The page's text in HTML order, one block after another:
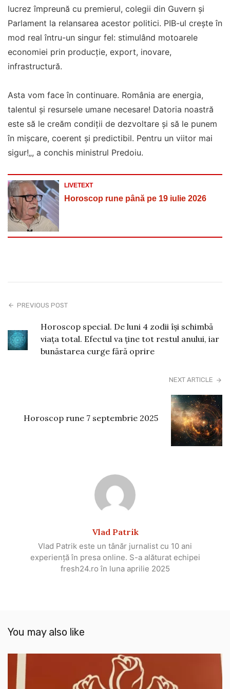
lucrez împreună cu premierul, colegii din Guvern și
Parlament la relansarea acestor politici. PIB-ul crește în
mod real întru-un singur fel: stimulând motoarele
economiei prin producție, export, inovare,
infrastructură.
Asta vom face în continuare. România are energia,
talentul și resursele umane necesare! Datoria noastră
este să le creăm condiții de dezvoltare și să le punem
în mișcare, coerent și predictibil. Pentru un viitor mai
sigur!„, a conchis ministrul Predoiu.
LIVETEXT
Horoscop rune până pe 19 iulie 2026
PREVIOUS POST
Horoscop special. De luni 4 zodii își schimbă
viața total. Efectul va ține tot restul anului, iar
bunăstarea curge fără oprire
NEXT ARTICLE
Horoscop rune 7 septembrie 2025
Vlad Patrik
Vlad Patrik este un tânăr jurnalist cu 10 ani
experiență în presa online. S-a alăturat echipei
fresh24.ro în luna aprilie 2025
You may also like